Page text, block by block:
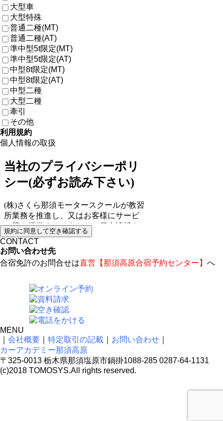
大型車
大型特殊
普通二種(MT)
普通二種(AT)
準中型5t限定(MT)
準中型5t限定(AT)
中型8t限定(MT)
中型8t限定(AT)
中型二種
大型二種
牽引
その他
利用規約
個人情報の取扱
規約に同意して空き確認する
CONTACT
お問い合わせ先
合宿免許のお問合せは直営【那須高原合宿予約センター】 へ
MENU
会社概要 特定取引の記載 お問い合わせ
カーアカデミー那須高原
〒325-0013 栃木県那須塩原市鍋掛1088-285 0287-64-1131
(c)2018 TOMOSYS.All rights reserved.